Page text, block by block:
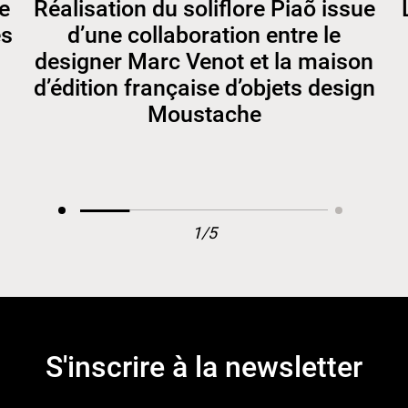
Réalisation du soliflore Piaõ issue
d’une collaboration entre le
designer Marc Venot et la maison
d’édition française d’objets design
Moustache
1/5
S'inscrire à la newsletter